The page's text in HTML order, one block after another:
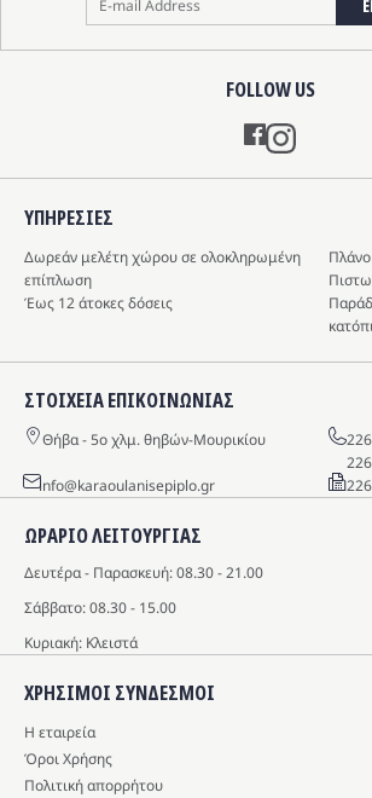
FOLLOW US
Instagram
ΩΡΑΡΙΟ ΛΕΙΤΟΥΡΓΙΑΣ
Δευτέρα - Παρασκευή: 08.30 - 21.00
Σάββατο: 08.30 - 15.00
Κυριακή: Κλειστά
ΧΡΗΣΙΜΟΙ ΣΥΝΔΕΣΜΟΙ
Η εταιρεία
Όροι Χρήσης
Πολιτική απορρήτου
ΥΠΗΡΕΣIΕΣ
Δωρεάν μελέτη χώρου σε ολοκληρωμένη
επίπλωση
Έως 12 άτοκες δόσεις
ΣΤΟΙΧΕΙΑ ΕΠΙΚΟΙΝΩΝΙΑΣ
Θήβα - 5o χλμ. θηβών-Μουρικίου
info@karaoulanisepiplo.gr